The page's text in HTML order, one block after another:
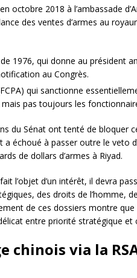
octobre 2018 à l’ambassade
des ventes d’armes au
1976, qui donne au président
au Congrès.
qui sanctionne
pas toujours les
du Sénat ont tenté de bloquer
a échoué à passer outre le veto
de dollars d’armes à Riyad.
l’objet d’un intérêt, il devra
des droits de l’homme,
de ces dossiers montre que
entre priorité stratégique et
chinois via la